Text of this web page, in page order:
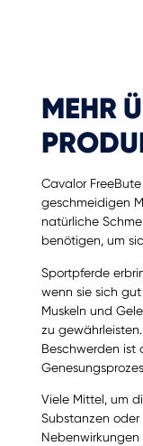
MEHR
Cavalor
geschmeidigen
natürliche
benötigen, um
Sportpferde
wenn sie sich
Muskeln und
zu
Beschwerden ist
Viele Mittel, um
Substanzen